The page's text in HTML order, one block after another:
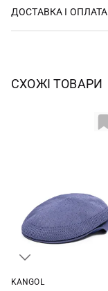
ДОСТАВКА І ОПЛАТА
СХОЖІ ТОВАРИ
KANGOL